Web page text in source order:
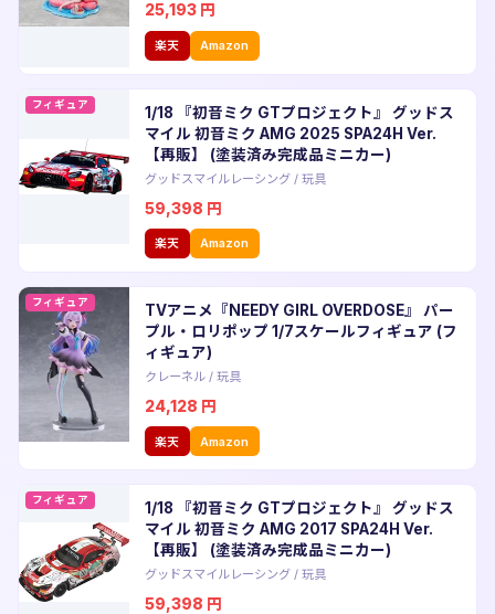
25,193 円
楽天 Amazon
フィギュア
1/18 『初音ミク GTプロジェクト』 グッドス
マイル 初音ミク AMG 2025 SPA24H Ver.
【再販】 (塗装済み完成品ミニカー)
グッドスマイルレーシング/ 玩具
59,398 円
楽天 Amazon
フィギュア
TVアニメ『NEEDY GIRL OVERDOSE』 パー
プル・ロリポップ 1/7スケールフィギュア (フ
ィギュア)
クレーネル/ 玩具
24,128 円
楽天 Amazon
フィギュア
1/18 『初音ミク GTプロジェクト』 グッドス
マイル 初音ミク AMG 2017 SPA24H Ver.
【再販】 (塗装済み完成品ミニカー)
グッドスマイルレーシング/ 玩具
59,398 円